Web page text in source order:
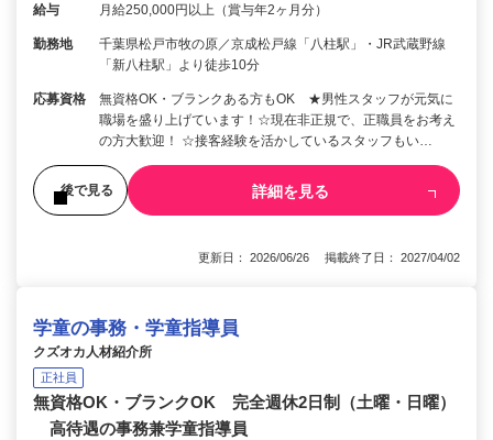
給与 月給250,000円以上（賞与年2ヶ月分）
勤務地
千葉県松戸市牧の原／京成松戸線「八柱駅」・JR武蔵野線
「新八柱駅」より徒歩10分
応募資格
無資格OK・ブランクある方もOK ★男性スタッフが元気に
職場を盛り上げています！☆現在非正規で、正職員をお考え
の方大歓迎！ ☆接客経験を活かしているスタッフもい…
後で見る 詳細を見る
更新日： 2026/06/26 掲載終了日： 2027/04/02
学童の事務・学童指導員
クズオカ人材紹介所
正社員
無資格OK・ブランクOK 完全週休2日制（土曜・日曜）
高待遇の事務兼学童指導員